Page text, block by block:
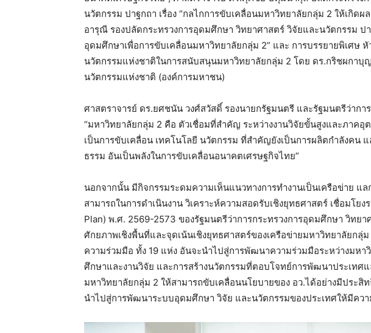
พานิช นายกสภามหาวิทยาลัยแม่โจ้ เข้าร่วมการสัมมนา ณ โรงแร
จังหวัดเชียงใหม่
โอกาสนี้ ได้รับเกียรติจาก ศาสตราจารย์ ดร.ยศชนัน วงศ์สวัสดิ์ รอ
ว่าการกระทรวงการอุดมศึกษา วิทยาศาสตร์ วิจัยและนวัตกรรม เ
นวัตกรรมของมหาวิทยาลัยแม่โจ้ และปาฐกถาพิเศษ เรื่อง
Innovation Engine: พลังมหาวิทยาลัยเพื่ออนาคตเศรษฐกิจไทย
นากุล ปลัดกระทรวงการอุดมศึกษา วิทยาศาสตร์ วิจัยและนวัตกรร
เคลื่อนมหาวิทยาลัยกลุ่ม 2 ให้เกิดผลลัพธ์เชิงนวัตกรร , ดร.พันธุ์เ
เพื่อการขับเคลื่อนมหาวิทยาลัยกลุ่ม 2” และ การบรรยายพิเศษ หั
นวัตกรรมแห่งชาติในการสนับสนุนมหาวิทยาลัยกลุ่ม 2 โดย ดร.กริ
สำนักงานนวัตกรรมแห่งชาติ (องค์การมหาชน)
ศาสตราจารย์ ดร.ยศชนัน วงศ์สวัสดิ์ รองนายกรัฐมนตรี และรัฐมน
“มหาวิทยาลัยกลุ่ม 2 คือ ตัวเชื่อมที่สำคัญ ระหว่างงานวิจัยขั้นสูง
ชุมชน ซึ่งจะเป็นการขับเคลื่อน เทคโนโลยี นวัตกรรม ที่สำคัญยังเ
ประกอบการได้อย่างเป็นรูปธรรม อันเป็นพลังในการขับเคลื่อนอ